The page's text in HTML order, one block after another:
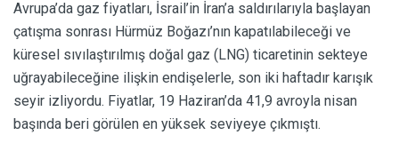
Avrupa’da gaz fiyatları, İsrail’in İran’a saldırılarıyla başlayan
çatışma sonrası Hürmüz Boğazı’nın kapatılabileceği ve
küresel sıvılaştırılmış doğal gaz (LNG) ticaretinin sekteye
uğrayabileceğine ilişkin endişelerle, son iki haftadır karışık
seyir izliyordu. Fiyatlar, 19 Haziran’da 41,9 avroyla nisan
başında beri görülen en yüksek seviyeye çıkmıştı.